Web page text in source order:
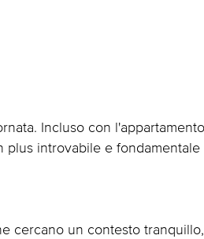
Incluso con
introvabile e fondamentale
cercano un contesto